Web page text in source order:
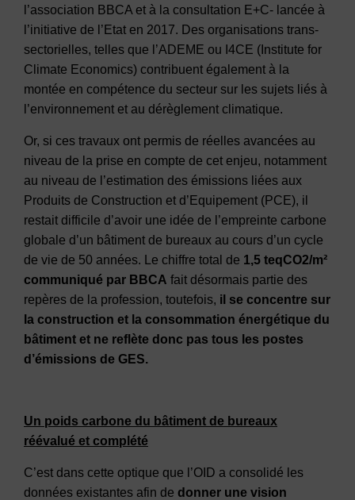
l’association BBCA et à la consultation E+C- lancée à
l’initiative de l’Etat en 2017. Des organisations trans-
sectorielles, telles que l’ADEME ou I4CE (Institute for
Climate Economics) contribuent également à la
montée en compétence du secteur sur les sujets liés à
l’environnement et au dérèglement climatique.
Or, si ces travaux ont permis de réelles avancées au
niveau de la prise en compte de cet enjeu, notamment
au niveau de l’estimation des émissions liées aux
Produits de Construction et d’Equipement (PCE), il
restait difficile d’avoir une idée de l’empreinte carbone
globale d’un bâtiment de bureaux au cours d’un cycle
de vie de 50 années. Le chiffre total de 1,5 teqCO2/m²
communiqué par BBCA fait désormais partie des
repères de la profession, toutefois, il se concentre sur
la construction et la consommation énergétique du
bâtiment et ne reflète donc pas tous les postes
d’émissions de GES.
Un poids carbone du bâtiment de bureaux
réévalué et complété
C’est dans cette optique que l’OID a consolidé les
données existantes afin de donner une vision